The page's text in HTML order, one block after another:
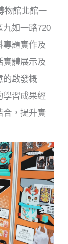
物館北館一
九如一路720
專題實作及
實體展示及
的啟發概
學習成果經
合，提升實